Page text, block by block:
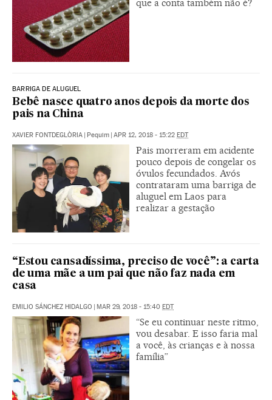
que a conta também não é?
BARRIGA DE ALUGUEL
Bebê nasce quatro anos depois da morte dos
pais na China
XAVIER FONTDEGLÒRIA | Pequim | APR 12, 2018 - 15:22 EDT
Pais morreram em acidente
pouco depois de congelar os
óvulos fecundados. Avós
contrataram uma barriga de
aluguel em Laos para
realizar a gestação
“Estou cansadíssima, preciso de você”: a carta
de uma mãe a um pai que não faz nada em
casa
EMILIO SÁNCHEZ HIDALGO | MAR 29, 2018 - 15:40 EDT
“Se eu continuar neste ritmo,
vou desabar. E isso faria mal
a você, às crianças e à nossa
família”